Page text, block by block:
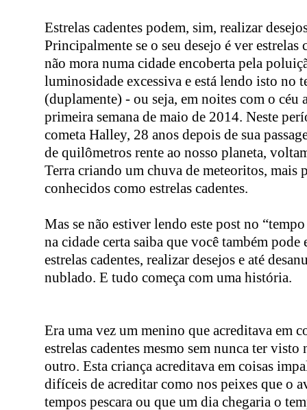
Estrelas cadentes podem, sim, realizar
Principalmente se o seu desejo é ver estrelas
não mora numa cidade encoberta pela
luminosidade excessiva e está lendo isto no
(duplamente) - ou seja, em noites com o céu
primeira semana de maio de 2014. Neste
cometa Halley, 28 anos depois de sua
de quilômetros rente ao nosso planeta,
Terra criando um chuva de meteoritos, mais
conhecidos como estrelas cadentes.
Mas se não estiver lendo este post no
na cidade certa saiba que você também pode
estrelas cadentes, realizar desejos e até
nublado. E tudo começa com uma história.
Era uma vez um menino que acreditava em
estrelas cadentes mesmo sem nunca ter visto
outro. Esta criança acreditava em coisas
difíceis de acreditar como nos peixes que o
tempos pescara ou que um dia chegaria o